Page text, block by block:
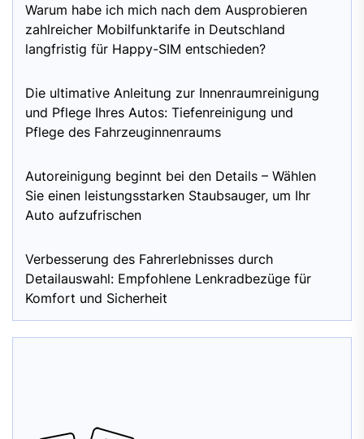
Warum habe ich mich nach dem Ausprobieren
zahlreicher Mobilfunktarife in Deutschland
langfristig für Happy-SIM entschieden?
Die ultimative Anleitung zur Innenraumreinigung
und Pflege Ihres Autos: Tiefenreinigung und
Pflege des Fahrzeuginnenraums
Autoreinigung beginnt bei den Details – Wählen
Sie einen leistungsstarken Staubsauger, um Ihr
Auto aufzufrischen
Verbesserung des Fahrerlebnisses durch
Detailauswahl: Empfohlene Lenkradbezüge für
Komfort und Sicherheit